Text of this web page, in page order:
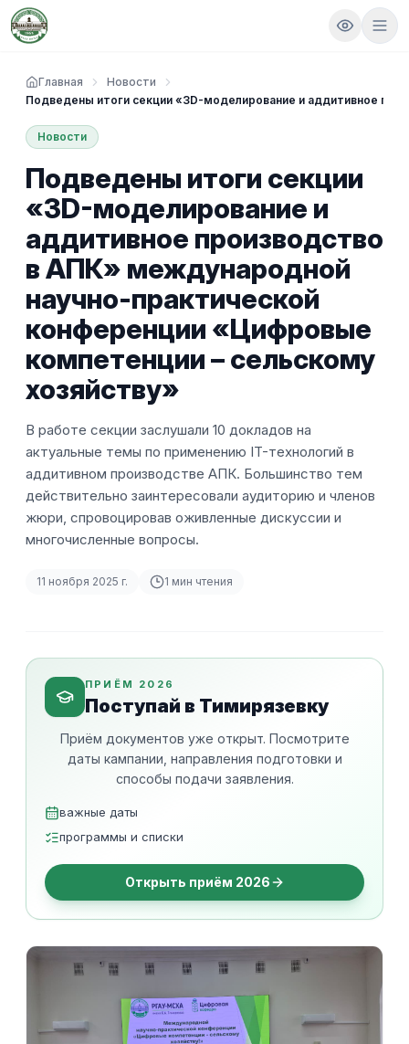
Главная
Новости
Подведены итоги секции «3D-моделирование и аддитивное
Новости
Подведены итоги секции
«3D-моделирование и
аддитивное производство
в АПК» международной
научно-практической
конференции «Цифровые
компетенции – сельскому
хозяйству»
В работе секции заслушали 10 докладов на
актуальные темы по применению IT-технологий в
аддитивном производстве АПК. Большинство тем
действительно заинтересовали аудиторию и членов
жюри, спровоцировав оживленные дискуссии и
многочисленные вопросы.
11 ноября 2025 г. 1 мин чтения
ПРИЁМ 2026
Поступай в Тимирязевку
Приём документов уже открыт. Посмотрите
даты кампании, направления подготовки и
способы подачи заявления.
важные даты
программы и списки
Открыть приём 2026